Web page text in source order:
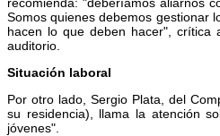
Somos quienes debemos gestionar
hacen lo que deben hacer",
auditorio.
Situación laboral
Por otro lado, Sergio Plata, del
su residencia), llama la atención
jóvenes".